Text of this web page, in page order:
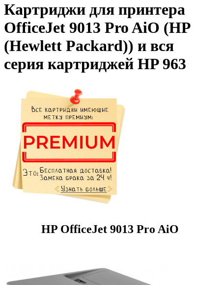
Картриджи для принтера
OfficeJet 9013 Pro AiO (HP
(Hewlett Packard)) и вся
серия картриджей HP 963
HP OfficeJet 9013 Pro AiO